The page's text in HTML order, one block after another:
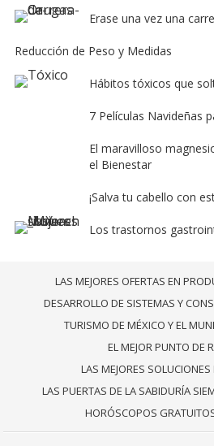
Erase una vez una
Reducción de Peso y Medidas
Hábitos tóxicos que
7 Películas Navideñas
El maravilloso
el Bienestar
¡Salva tu cabello con
Los trastornos
LAS MEJORES OFERTAS EN
DESARROLLO DE SISTEMAS Y
TURISMO DE MÉXICO Y EL
EL MEJOR PUNTO DE
LAS MEJORES
LAS PUERTAS DE LA SABIDURÍA
HORÓSCOPOS